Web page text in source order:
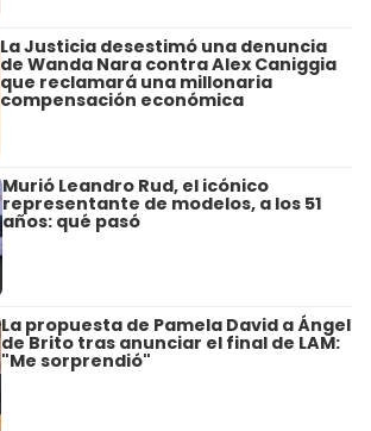
La Justicia desestimó una denuncia
de Wanda Nara contra Alex Caniggia
que reclamará una millonaria
compensación económica
Murió Leandro Rud, el icónico
representante de modelos, a los 51
años: qué pasó
La propuesta de Pamela David a Ángel
de Brito tras anunciar el final de LAM:
"Me sorprendió"